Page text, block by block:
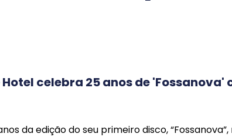
celebra 25 anos de
da edição do seu primeiro disco,